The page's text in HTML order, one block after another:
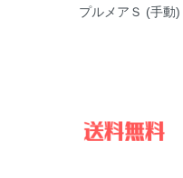
プルメアＳ (手動)